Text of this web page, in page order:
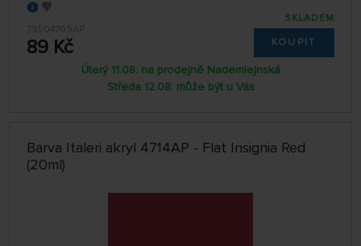
79504709AP
89 Kč
SKLADEM
KOUPIT
Úterý 11.08. na prodejně Nademlejnská
Středa 12.08. může být u Vás
Barva Italeri akryl 4714AP - Flat Insignia Red
(20ml)